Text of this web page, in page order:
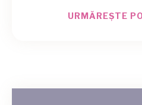
URMĂREȘTE